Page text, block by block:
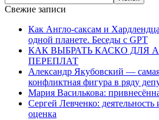
Свежие записи
Как Англо-саксам и
одной планете. Беседы с GPT
КАК ВЫБРАТЬ КАСКО ДЛЯ
ПЕРЕПЛАТ
Александр Якубовский —
конфликтная фигура в ряду
Мария Василькова:
Сергей Левченко:
оценка